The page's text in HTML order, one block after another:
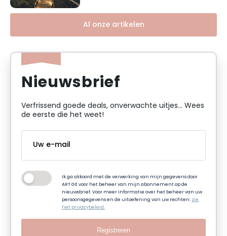
Al onze artikelen
Nieuwsbrief
Verfrissend goede deals, onverwachte uitjes... Wees
de eerste die het weet!
Ik ga akkoord met de verwerking van mijn gegevens door
ART GE voor het beheer van mijn abonnement op de
nieuwsbrief. Voor meer informatie over het beheer van uw
persoonsgegevens en de uitoefening van uw rechten:zie
het privacybeleid.
Registreren